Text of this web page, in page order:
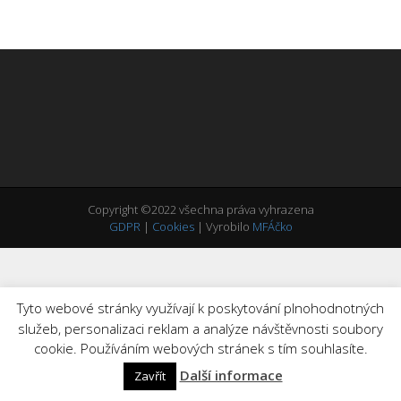
Copyright ©2022 všechna práva vyhrazena
GDPR| Cookies| Vyrobilo MFÁčko
Tyto webové stránky využívají k poskytování plnohodnotných
služeb, personalizaci reklam a analýze návštěvnosti soubory
cookie. Používáním webových stránek s tím souhlasíte.
Zavřít Další informace